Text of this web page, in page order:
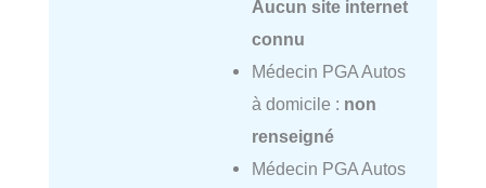
Aucun site internet
connu
Médecin PGA Autos
à domicile : non
renseigné
Médecin PGA Autos